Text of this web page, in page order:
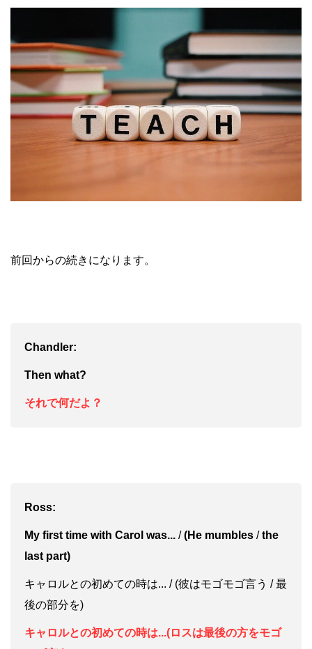
前回からの続きになります。
Chandler:
Then what?
それで何だよ？
Ross:
My first time with Carol was... /(He mumbles /the
last part)
キャロルとの初めての時は... / (彼はモゴモゴ言う / 最
後の部分を)
キャロルとの初めての時は...(ロスは最後の方をモゴ